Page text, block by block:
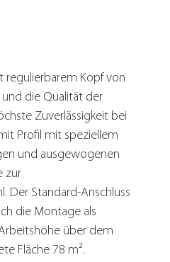
regulierbarem Kopf von
und die Qualität der
Zuverlässigkeit bei
Profil mit speziellem
und ausgewogenen
zur
Der Standard-Anschluss
die Montage als
über dem
Fläche 78 m².